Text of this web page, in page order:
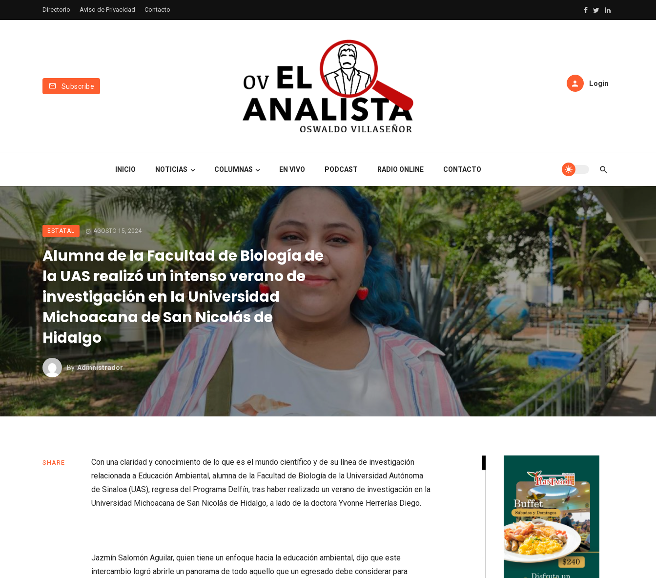
Directorio Aviso de Privacidad Contacto
Subscribe Login
INICIO NOTICIAS COLUMNAS EN VIVO PODCAST RADIO ONLINE CONTACTO
ESTATAL AGOSTO 15, 2024
Alumna de la Facultad de Biología de
la UAS realizó un intenso verano de
investigación en la Universidad
Michoacana de San Nicolás de
Hidalgo
By Admnistrador
SHARE
Con una claridad y conocimiento de lo que es el mundo científico y de su línea de investigación
relacionada a Educación Ambiental, alumna de la Facultad de Biología de la Universidad Autónoma
de Sinaloa (UAS), regresa del Programa Delfín, tras haber realizado un verano de investigación en la
Universidad Michoacana de San Nicolás de Hidalgo, a lado de la doctora Yvonne Herrerías Diego.
Jazmín Salomón Aguilar, quien tiene un enfoque hacia la educación ambiental, dijo que este
intercambio logró abrirle un panorama de todo aquello que un egresado debe considerar para